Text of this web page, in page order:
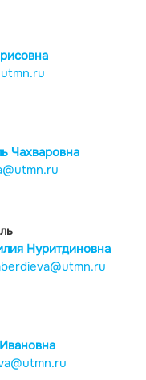
Чахваровна
Нуритдиновна